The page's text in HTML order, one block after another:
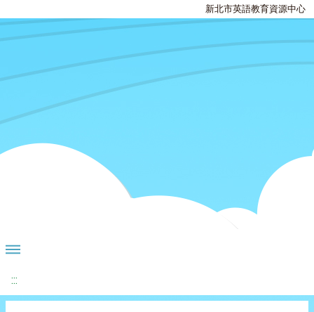
新北市英語教育資源中心
:::